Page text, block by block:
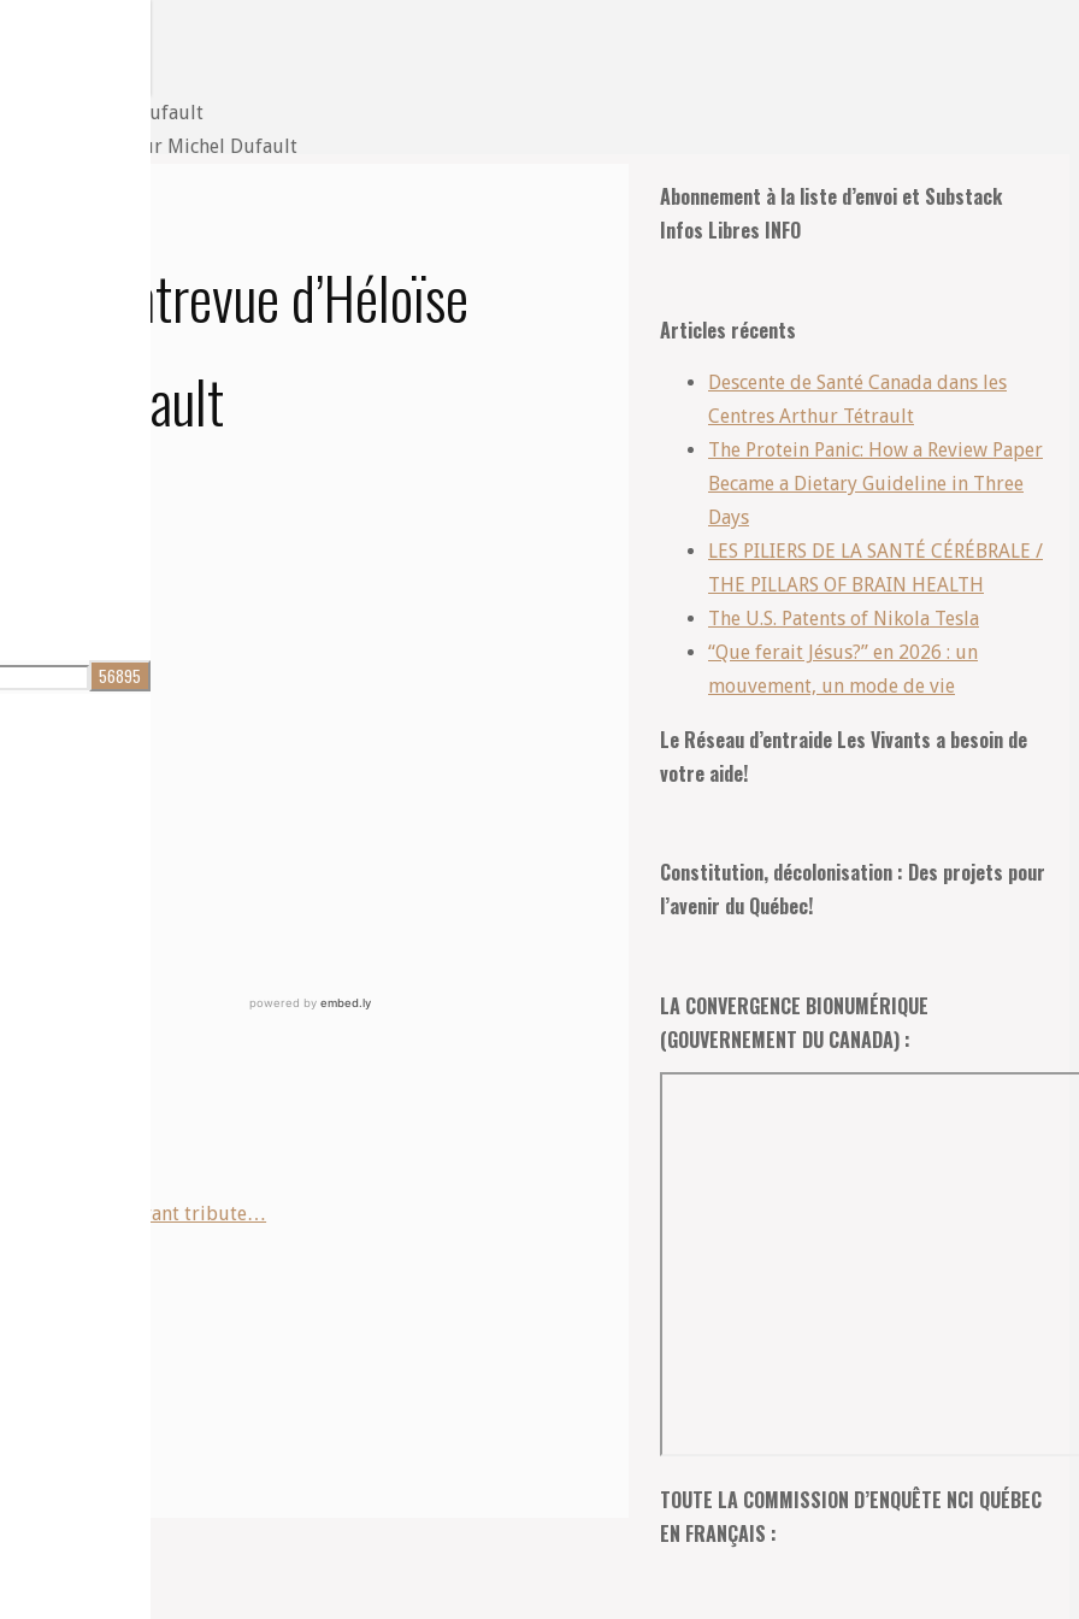
avec l’auteur Michel Dufault
Entrevue d’Héloïse
Dufault
/ 🇺🇸 Vibrant tribute…
Abonnement à la liste d’envoi et Substack
Infos Libres INFO
Articles récents
Descente de Santé Canada dans les
Centres Arthur Tétrault
The Protein Panic: How a Review Paper
Became a Dietary Guideline in Three
Days
LES PILIERS DE LA SANTÉ CÉRÉBRALE /
THE PILLARS OF BRAIN HEALTH
The U.S. Patents of Nikola Tesla
“Que ferait Jésus?” en 2026 : un
mouvement, un mode de vie
Le Réseau d’entraide Les Vivants a besoin de
votre aide!
Constitution, décolonisation : Des projets pour
l’avenir du Québec!
LA CONVERGENCE BIONUMÉRIQUE
(GOUVERNEMENT DU CANADA) :
TOUTE LA COMMISSION D’ENQUÊTE NCI QUÉBEC
EN FRANÇAIS :
en
haut